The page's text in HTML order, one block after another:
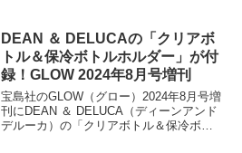
詳細をレビューします。
DEAN ＆ DELUCAの「クリアボ
トル＆保冷ボトルホルダー」が付
録！GLOW 2024年8月号増刊
宝島社のGLOW（グロー）2024年8月号増
刊にDEAN ＆ DELUCA（ディーンアンド
デルーカ）の「クリアボトル＆保冷ボト